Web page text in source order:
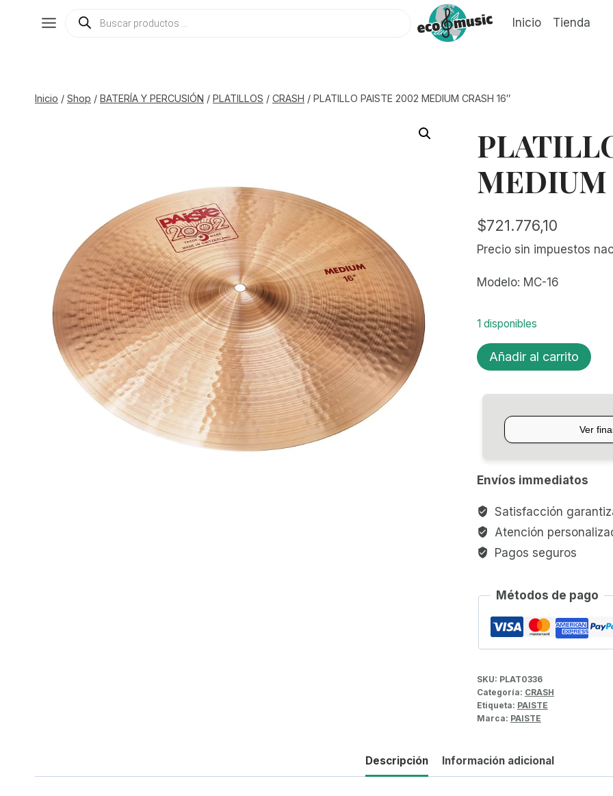
Búsqueda
Inicio Tienda
Inicio / Shop / BATERÍA Y PERCUSIÓN / PLATILLOS / CRASH / PLATILLO PAISTE 2002 MEDIUM CRASH 16″
MEDIUM
$721.776,10
Precio sin impuestos
Modelo: MC-16
1 disponibles
PLATILLO
PAISTE
CRASH
cantidad
Añadir al carrito
Envíos immediatos
Satisfacción
Atención
Pagos seguros
Métodos de pago
SKU: PLAT0336
Categoría: CRASH
Etiqueta: PAISTE
Marca: PAISTE
Descripción Información adicional